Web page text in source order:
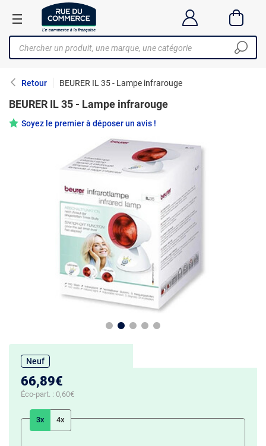
Retour BEURER IL 35 - Lampe infrarouge
BEURER IL 35 - Lampe infrarouge
Soyez le premier à déposer un avis !
Neuf
66,89€
Éco-part. : 0,60€
3x 4x